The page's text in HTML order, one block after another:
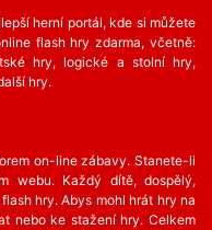
herní portál, kde si můžete
flash hry zdarma, včetně:
hry, logické a stolní hry,
hry.
on-line zábavy. Stanete-li
webu. Každý dítě, dospělý,
hry. Abys mohl hrát hry na
nebo ke stažení hry. Celkem